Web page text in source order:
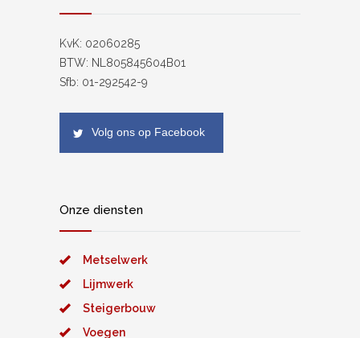
KvK: 02060285
BTW: NL805845604B01
Sfb: 01-292542-9
Volg ons op Facebook
Onze diensten
Metselwerk
Lijmwerk
Steigerbouw
Voegen